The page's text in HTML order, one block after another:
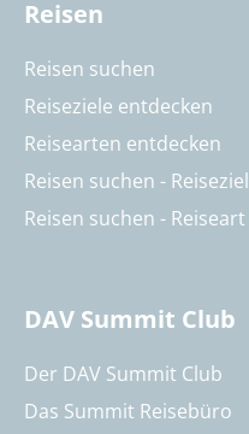
Reisen
Reisen suchen
Reiseziele entdecken
Reisearten entdecken
Reisen suchen - Reiseziel
Reisen suchen - Reiseart
DAV Summit Club
Der DAV Summit Club
Das Summit Reisebüro